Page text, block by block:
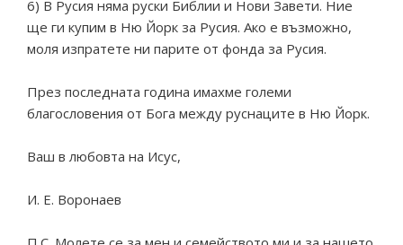
6) В Русия няма руски Библии и Нови Завети. Ние
ще ги купим в Ню Йорк за Русия. Ако е възможно,
моля изпратете ни парите от фонда за Русия.
През последната година имахме големи
благословения от Бога между руснаците в Ню Йорк.
Ваш в любовта на Исус,
И. Е. Воронаев